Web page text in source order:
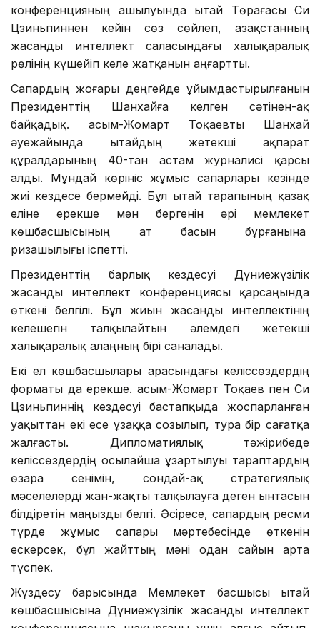
конференцияның ашылуында Қытай Төрағасы Си
Цзиньпиннен кейін сөз сөйлеп, Қазақстанның
жасанды интеллект саласындағы халықаралық
рөлінің күшейіп келе жатқанын аңғартты.
Сапардың жоғары деңгейде ұйымдастырылғанын
Президенттің Шанхайға келген сәтінен-ақ
байқадық. Қасым-Жомарт Тоқаевты Шанхай
әуежайында Қытайдың жетекші ақпарат
құралдарының 40-тан астам журналисі қарсы
алды. Мұндай көрініс жұмыс сапарлары кезінде
жиі кездесе бермейді. Бұл Қытай тарапының қазақ
еліне ерекше мән бергенін әрі мемлекет
көшбасшысының ат басын бұрғанына
ризашылығы іспетті.
Президенттің барлық кездесуі Дүниежүзілік
жасанды интеллект конференциясы қарсаңында
өткені белгілі. Бұл жиын жасанды интеллектінің
келешегін талқылайтын әлемдегі жетекші
халықаралық алаңның бірі саналады.
Екі ел көшбасшылары арасындағы келіссөздердің
форматы да ерекше. Қасым-Жомарт Тоқаев пен Си
Цзиньпиннің кездесуі бастапқыда жоспарланған
уақыттан екі есе ұзаққа созылып, тура бір сағатқа
жалғасты. Дипломатиялық тәжірибеде
келіссөздердің осылайша ұзартылуы тараптардың
өзара сенімін, сондай-ақ стратегиялық
мәселелерді жан-жақты талқылауға деген ынтасын
білдіретін маңызды белгі. Әсіресе, сапардың ресми
түрде жұмыс сапары мәртебесінде өткенін
ескерсек, бұл жайттың мәні одан сайын арта
түспек.
Жүздесу барысында Мемлекет басшысы Қытай
көшбасшысына Дүниежүзілік жасанды интеллект